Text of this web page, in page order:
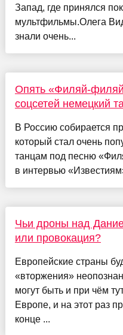
Запад, где принялся
мультфильмы.Олега
знали очень...
Опять «Филяй-
соцсетей немецкий
В Россию собирается
который стал очень
танцам под песню
в интервью
Чьи дроны над
или провокация?
Европейские страны
«вторжения»
могут быть и при чём
Европе, и на этот раз
конце ...